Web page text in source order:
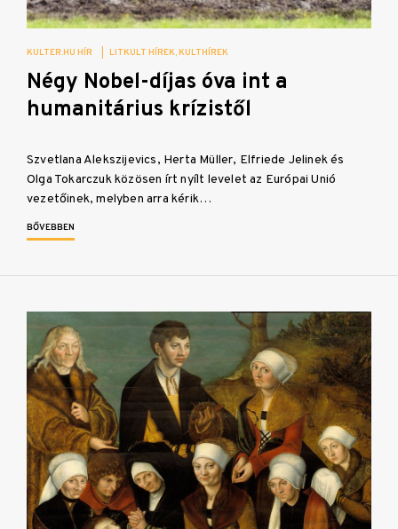
KULTER.HU HÍR LITKULT HÍREK KULTHÍREK
Négy Nobel-díjas óva int a
humanitárius krízistől
Szvetlana Alekszijevics, Herta Müller, Elfriede Jelinek és
Olga Tokarczuk közösen írt nyílt levelet az Európai Unió
vezetőinek, melyben arra kérik…
BŐVEBBEN